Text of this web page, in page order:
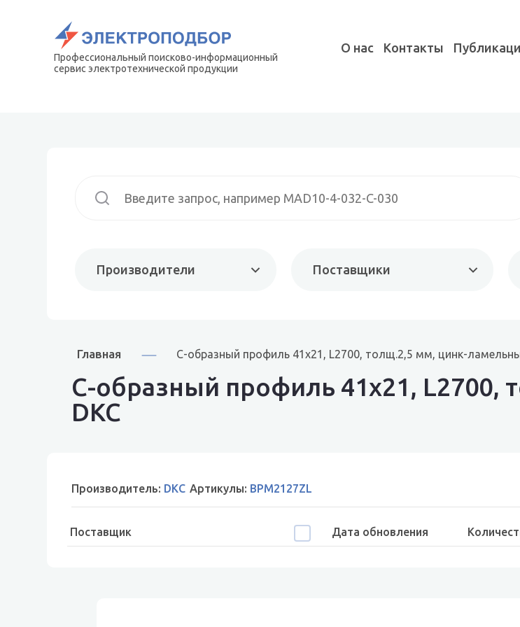
Профессиональный поисково-информационный
сервис электротехнической продукции
О нас Контакты
Производители Поставщики
Главная С-образный профиль 41х21, L2700, толщ.2,5 мм, цинк-
С-образный профиль 41х21,
DKC
Производитель: DKC Артикулы: BPM2127ZL
Поставщик Дата обновления